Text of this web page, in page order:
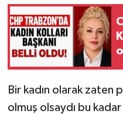
Bir kadın olarak zaten
olmuş olsaydı bu